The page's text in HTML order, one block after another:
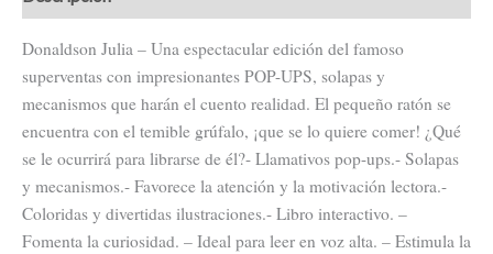
Donaldson Julia – Una espectacular edición del famoso
superventas con impresionantes POP-UPS, solapas y
mecanismos que harán el cuento realidad. El pequeño ratón se
encuentra con el temible grúfalo, ¡que se lo quiere comer! ¿Qué
se le ocurrirá para librarse de él?- Llamativos pop-ups.- Solapas
y mecanismos.- Favorece la atención y la motivación lectora.-
Coloridas y divertidas ilustraciones.- Libro interactivo. –
Fomenta la curiosidad. – Ideal para leer en voz alta. – Estimula la